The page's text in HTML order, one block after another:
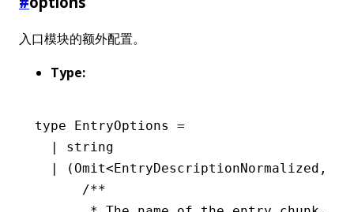
入口模块的额外配置。
Type:
type EntryOptions
=
string
( Omit< EntryDescriptionNormalized ,
      /**